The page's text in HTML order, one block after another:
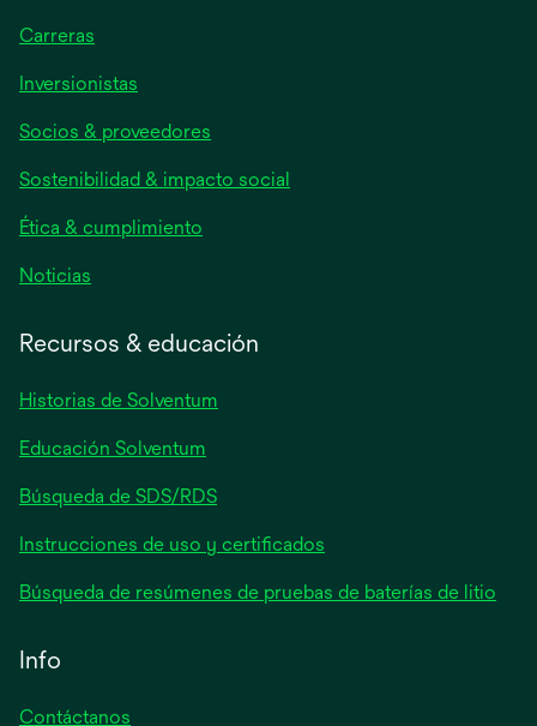
Carreras
Inversionistas
en
una
pestaña
nueva
Socios & proveedores
Sostenibilidad & impacto social
Ética & cumplimiento
Noticias
pestaña
Recursos & educación
Historias de Solventum
Educación Solventum
Búsqueda de SDS/RDS
Instrucciones de uso y certificados
Búsqueda de resúmenes de pruebas de baterías de litio
Info
Contáctanos